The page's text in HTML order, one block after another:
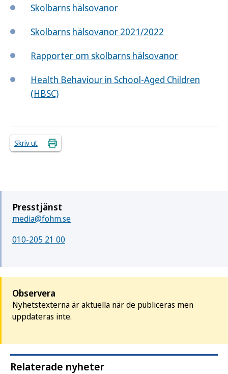
Skolbarns hälsovanor
Skolbarns hälsovanor 2021/2022
Rapporter om skolbarns hälsovanor
Health Behaviour in School-Aged Children
(HBSC)
Skriv ut
Presstjänst
media@fohm.se
010-205 21 00
Observera
Nyhetstexterna är aktuella när de publiceras men
uppdateras inte.
Relaterade nyheter